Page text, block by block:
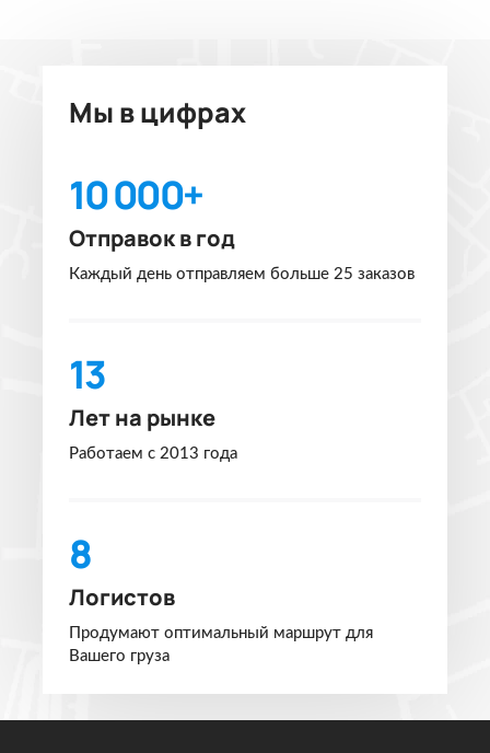
Мы в цифрах
10 000+
Отправок в год
Каждый день отправляем больше 25 заказов
13
Лет на рынке
Работаем с 2013 года
8
Логистов
Продумают оптимальный маршрут для
Вашего груза